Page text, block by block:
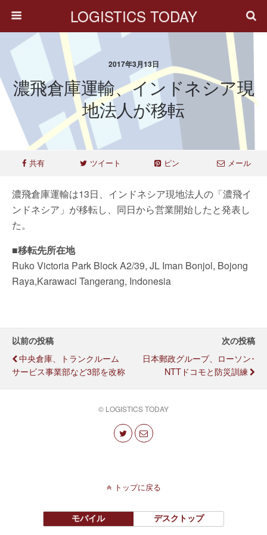
LOGISTICS TODAY
2017年3月13日
濃飛倉庫運輸、インドネシア現
地法人が移転
共有 ツイート ピン メール
濃飛倉庫運輸は13日、インドネシア現地法人の「濃飛イ
ンドネシア」が移転し、同日から営業開始したと発表し
た。
■移転先所在地
Ruko Victoria Park Block A2/39, JL Iman Bonjol, Bojong
Raya,Karawaci Tangerang, Indonesia
以前の投稿
中央倉庫、トランクルーム
サービス事業部など3部を改称
次の投稿
日本郵政グループ、ローソン･
NTTドコモと防災訓練
© LOGISTICS TODAY
トップに戻る
モバイル デスクトップ